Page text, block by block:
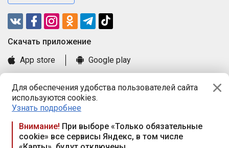
Для обеспечения удобства пользователей сайта
используются cookies.
Узнать подробнее
Внимание! При выборе «Только обязательные
cookie» все сервисы Яндекс, в том числе
Cкачать приложение
App store
Google play
Книга замечаний и предложений
Правила и документы
Praca.by © 2000—2026, ООО «ПРАЦА БАЙ»
Республика Беларусь, 220114, г. Минск, пр-т Независимости
117а, пом. № 9.